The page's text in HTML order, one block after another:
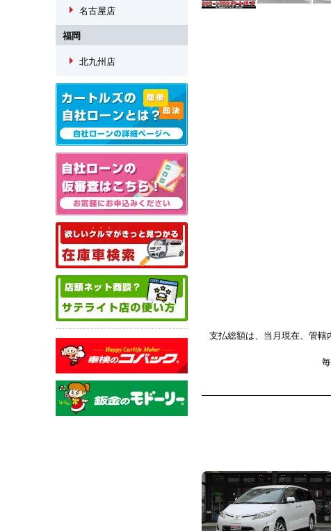
arrow_right 名古屋店
福岡
arrow_right 北九州店
支払総額は、当月現在、管轄